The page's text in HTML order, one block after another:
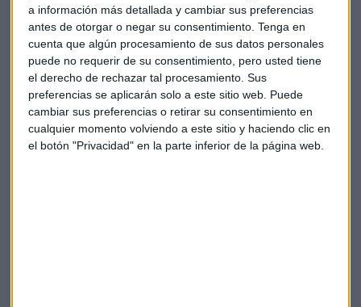
a información más detallada y cambiar sus preferencias
antes de otorgar o negar su consentimiento. Tenga en
cuenta que algún procesamiento de sus datos personales
puede no requerir de su consentimiento, pero usted tiene
el derecho de rechazar tal procesamiento. Sus
preferencias se aplicarán solo a este sitio web. Puede
cambiar sus preferencias o retirar su consentimiento en
cualquier momento volviendo a este sitio y haciendo clic en
el botón "Privacidad" en la parte inferior de la página web.
No obstante, el panel de expertos de esta unidad de
inteligencia de The Economist, reconoce tambiénla
incertidumbre en las previsionessobre el impacto
climático.
Los investigadores han tenido en cuenta que los países
seguramente harán esfuerzos por implementar el Acuerdo
de París. Pero también señalan que es posible que esos